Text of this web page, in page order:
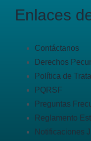
Enlaces
Contáctanos
Derechos
Política de
PQRSF
Preguntas
Reglamento
Notificaciones